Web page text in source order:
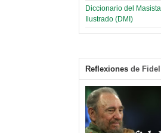
Diccionario del Masista
Ilustrado (DMI)
Reflexiones de Fidel